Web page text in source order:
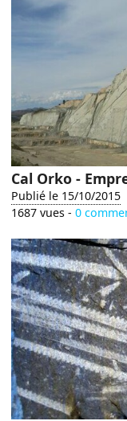
Cal Orko -
Publié le 15/10/2015
1687 vues -0